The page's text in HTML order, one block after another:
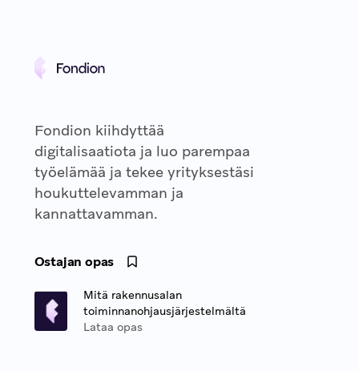
Fondion kiihdyttää
digitalisaatiota ja luo parempaa
työelämää ja tekee yrityksestäsi
houkuttelevamman ja
kannattavamman.
Ostajan opas
Mitä rakennusalan
toiminnanohjausjärjestelmältä
Lataa opas